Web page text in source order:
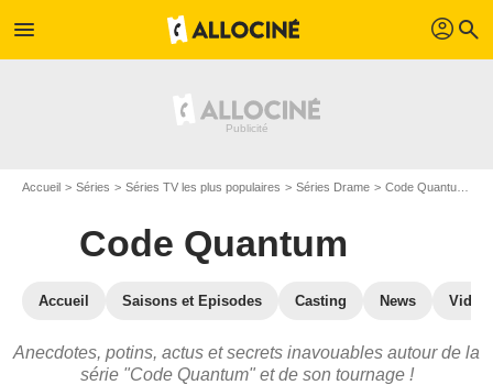
menu profil search
Accueil Séries Séries TV les plus populaires Séries Drame Code Quantum
Code Quantum
Accueil Saisons et Episodes Casting News
Anecdotes, potins, actus et secrets inavouables autour de la
série "Code Quantum" et de son tournage !